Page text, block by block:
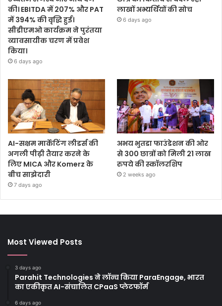
की। EBITDA में 207% और PAT
में 394% की वृद्धि हुई।
सीडीएमओ कार्यक्रम ने पुरंतया
व्यावसायीक चरण में प्रवेश
किया।
6 days ago
लाखों अभ्यर्थियों की सोच
6 days ago
AI-सक्षम मार्केटिंग लीडर्स की
अगली पीढ़ी तैयार करने के
लिए MICA और Komerz के
बीच साझेदारी
7 days ago
अभय भुतडा फाउंडेशन की ओर
से 300 छात्रों को मिली 21 लाख
रुपये की स्कॉलरशिप
2 weeks ago
Most Viewed Posts
3 days ago
Parahit Technologies ने लॉन्च किया ParaEngage, भारत
का एकीकृत AI-संचालित CPaaS प्लेटफॉर्म
6 days ago